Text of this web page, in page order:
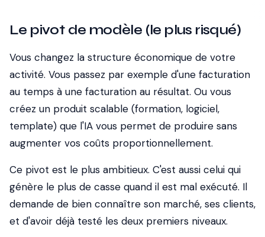
Le pivot de modèle (le plus risqué)
Vous changez la structure économique de votre
activité. Vous passez par exemple d'une facturation
au temps à une facturation au résultat. Ou vous
créez un produit scalable (formation, logiciel,
template) que l'IA vous permet de produire sans
augmenter vos coûts proportionnellement.
Ce pivot est le plus ambitieux. C'est aussi celui qui
génère le plus de casse quand il est mal exécuté. Il
demande de bien connaître son marché, ses clients,
et d'avoir déjà testé les deux premiers niveaux.